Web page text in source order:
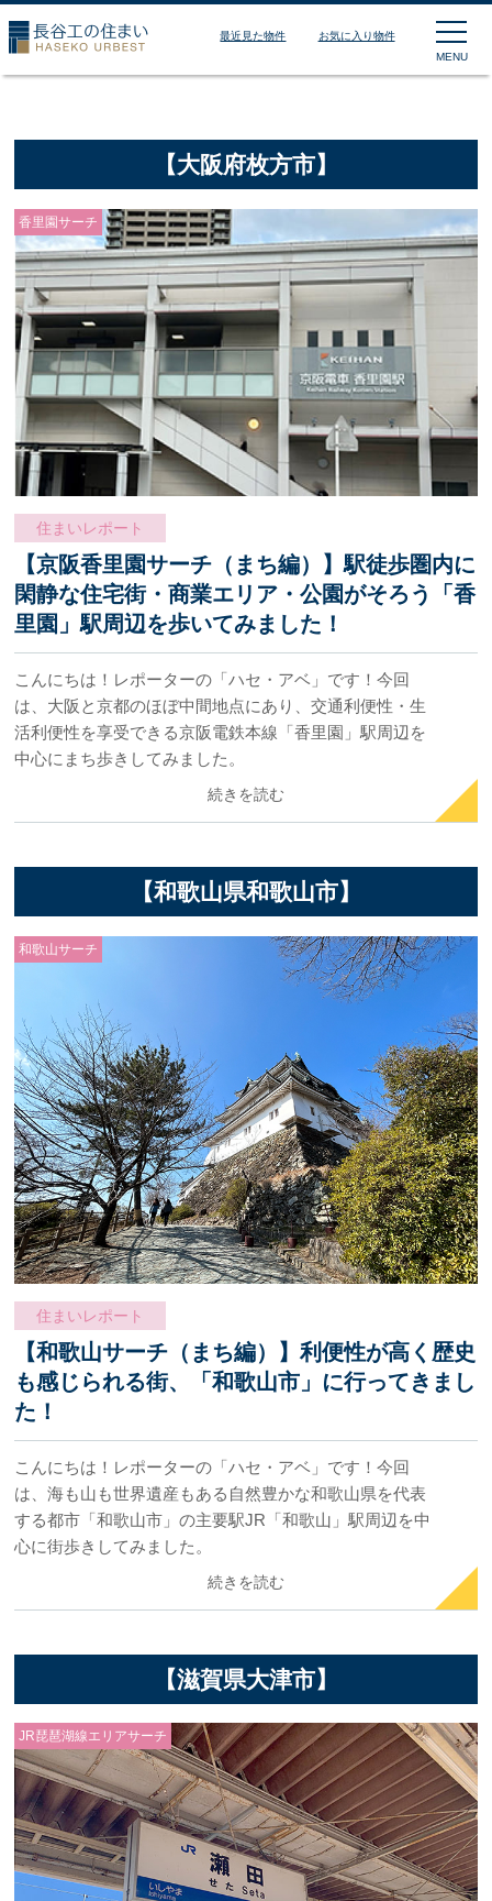
長谷工の住まい
最近見た物件
お気に入り物件
MENU
【大阪府枚方市】
香里園サーチ
住まいレポート
【京阪香里園サーチ（まち編）】駅徒歩圏内に
閑静な住宅街・商業エリア・公園がそろう「香
里園」駅周辺を歩いてみました！
こんにちは！レポーターの「ハセ・アベ」です！今回
は、大阪と京都のほぼ中間地点にあり、交通利便性・生
活利便性を享受できる京阪電鉄本線「香里園」駅周辺を
中心にまち歩きしてみました。
続きを読む
【和歌山県和歌山市】
和歌山サーチ
住まいレポート
【和歌山サーチ（まち編）】利便性が高く歴史
も感じられる街、「和歌山市」に行ってきまし
た！
こんにちは！レポーターの「ハセ・アベ」です！今回
は、海も山も世界遺産もある自然豊かな和歌山県を代表
する都市「和歌山市」の主要駅JR「和歌山」駅周辺を中
心に街歩きしてみました。
続きを読む
【滋賀県大津市】
JR琵琶湖線エリアサーチ